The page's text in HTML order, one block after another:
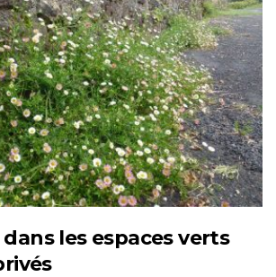
les espaces verts